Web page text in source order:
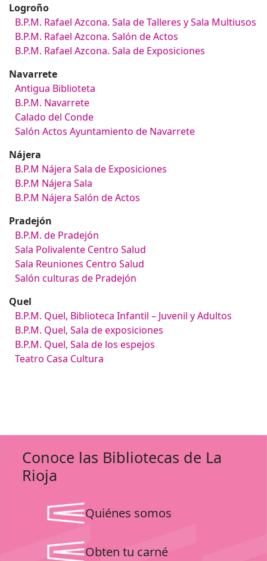
Logroño
B.P.M. Rafael Azcona. Sala de Talleres y Sala Multiusos
B.P.M. Rafael Azcona. Salón de Actos
B.P.M. Rafael Azcona. Sala de Exposiciones
Navarrete
Antigua Biblioteta
B.P.M. Navarrete
Calado del Conde
Salón Actos Ayuntamiento de Navarrete
Nájera
B.P.M Nájera Sala de Exposiciones
B.P.M Nájera Sala
B.P.M Nájera Salón de Actos
Pradejón
B.P.M. de Pradejón
Sala Polivalente Centro Salud
Sala Reuniones Centro Salud
Salón culturas de Pradejón
Quel
B.P.M. Quel, Biblioteca Infantil – Juvenil y Adultos
B.P.M. Quel, Sala de exposiciones
B.P.M. Quel, Sala de los espejos
Teatro Casa Cultura
Conoce las Bibliotecas de La
Rioja
Quiénes somos
Obten tu carné